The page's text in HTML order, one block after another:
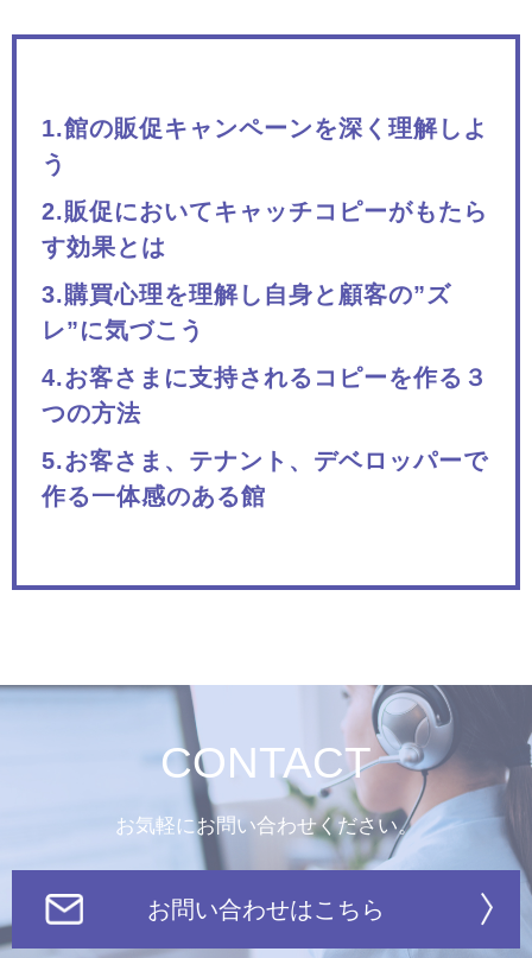
1.館の販促キャンペーンを深く理解しよ
う
2.販促においてキャッチコピーがもたら
す効果とは
3.購買心理を理解し自身と顧客の”ズ
レ”に気づこう
4.お客さまに支持されるコピーを作る３
つの方法
5.お客さま、テナント、デベロッパーで
作る一体感のある館
CONTACT
お気軽にお問い合わせください。
お問い合わせはこちら